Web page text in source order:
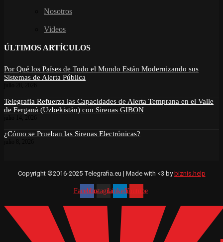
Nosotros
Videos
ÚLTIMOS ARTÍCULOS
Por Qué los Países de Todo el Mundo Están Modernizando sus
Sistemas de Alerta Pública
Telegrafia Refuerza las Capacidades de Alerta Temprana en el Valle
de Ferganá (Uzbekistán) con Sirenas GIBON
¿Cómo se Prueban las Sirenas Electrónicas?
Copyright ©2016-2025 Telegrafia.eu | Made with <3 bybiznis.help
FacebookInstagramLinkedinYoutube